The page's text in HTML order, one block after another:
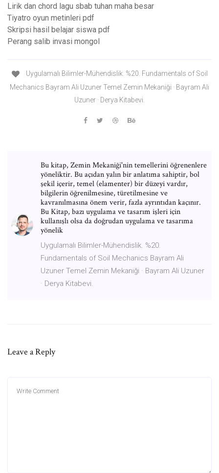
Lirik dan chord lagu sbab tuhan maha besar
Tiyatro oyun metinleri pdf
Skripsi hasil belajar siswa pdf
Perang salib invasi mongol
Uygulamalı Bilimler-Mühendislik. %20. Fundamentals of Soil
Mechanics Bayram Ali Uzuner Temel Zemin Mekaniği · Bayram Ali
Uzuner · Derya Kitabevi.
Bu kitap, Zemin Mekaniği'nin temellerini öğrenenlere
yöneliktir. Bu açıdan yalın bir anlatıma sahiptir, bol
şekil içerir, temel (elamenter) bir düzeyi vardır,
bilgilerin öğrenilmesine, türetilmesine ve
kavranılmasına önem verir, fazla ayrıntıdan kaçınır.
Bu Kitap, bazı uygulama ve tasarım işleri için
kullanışlı olsa da doğrudan uygulama ve tasarıma
yönelik
Uygulamalı Bilimler-Mühendislik. %20.
Fundamentals of Soil Mechanics Bayram Ali
Uzuner Temel Zemin Mekaniği · Bayram Ali Uzuner
· Derya Kitabevi.
Leave a Reply